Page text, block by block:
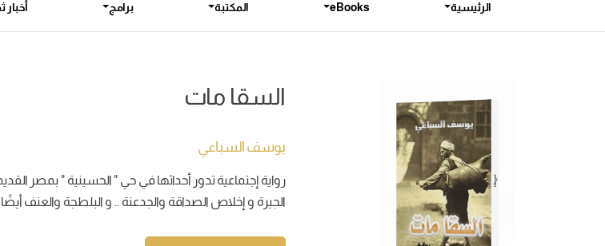
الرئيسية eBooks المكتبة برامج أخبار
السقا مات
يوسف السباعي
رواية إجتماعية تدور أحداثها في حي " الحسينية " بمصر
الجيرة و إخلاص الصداقة والجدعنة .. و البلطجة والعنف أيضًا